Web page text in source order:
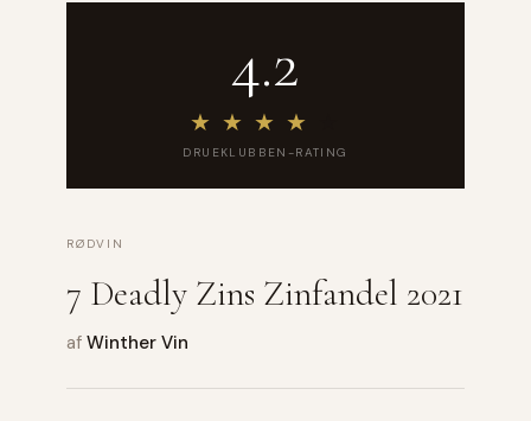
4.2
★ ★ ★ ★
DRUEKLUBBEN-RATING
RØDVIN
7 Deadly Zins Zinfandel 2021
af Winther Vin